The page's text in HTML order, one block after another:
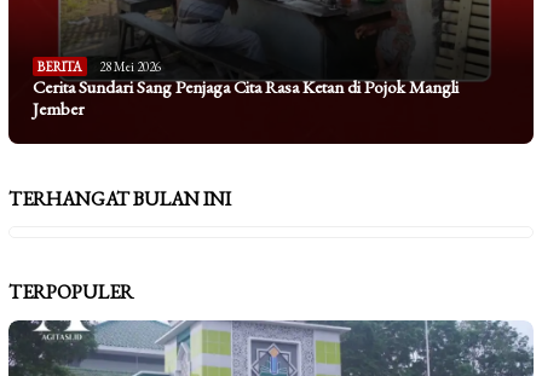
BERITA 28 Mei 2026
Cerita Sundari Sang Penjaga Cita Rasa Ketan di Pojok Mangli
Jember
TERHANGAT BULAN INI
TERPOPULER